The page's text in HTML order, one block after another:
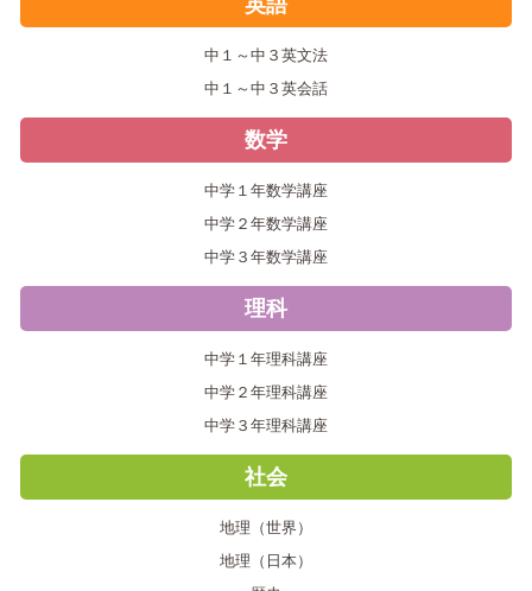
英語
中１～中３英文法
中１～中３英会話
数学
中学１年数学講座
中学２年数学講座
中学３年数学講座
理科
中学１年理科講座
中学２年理科講座
中学３年理科講座
社会
地理（世界）
地理（日本）